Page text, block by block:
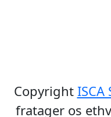
Copyright ISCA
fratager os